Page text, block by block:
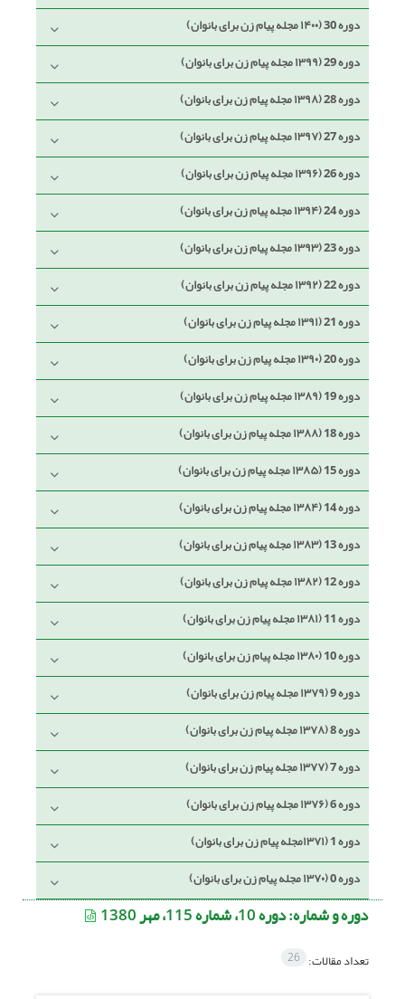
دوره 30 (۱۴۰۰ مجله پیام زن برای بانوان)
دوره 29 (۱۳۹۹ مجله پیام زن برای بانوان)
دوره 28 (۱۳۹۸ مجله پیام زن برای بانوان)
دوره 27 (۱۳۹۷ مجله پیام زن برای بانوان)
دوره 26 (۱۳۹۶ مجله پیام زن برای بانوان)
دوره 24 (۱۳۹۴ مجله پیام زن برای بانوان)
دوره 23 (۱۳۹۳ مجله پیام زن برای بانوان)
دوره 22 (۱۳۹۲ مجله پیام زن برای بانوان)
دوره 21 (۱۳۹۱ مجله پیام زن برای بانوان)
دوره 20 (۱۳۹۰ مجله پیام زن برای بانوان)
دوره 19 (۱۳۸۹ مجله پیام زن برای بانوان)
دوره 18 (۱۳۸۸ مجله پیام زن برای بانوان)
دوره 15 (۱۳۸۵ مجله پیام زن برای بانوان)
دوره 14 (۱۳۸۴ مجله پیام زن برای بانوان)
دوره 13 (۱۳۸۳ مجله پیام زن برای بانوان)
دوره 12 (۱۳۸۲ مجله پیام زن برای بانوان)
دوره 11 (۱۳۸۱ مجله پیام زن برای بانوان)
دوره 10 (۱۳۸۰ مجله پیام زن برای بانوان)
دوره 9 (۱۳۷۹ مجله پیام زن برای بانوان)
دوره 8 (۱۳۷۸ مجله پیام زن برای بانوان)
دوره 7 (۱۳۷۷ مجله پیام زن برای بانوان)
دوره 6 (۱۳۷۶ مجله پیام زن برای بانوان)
دوره 1 (۱۳۷۱مجله پیام زن برای بانوان)
دوره 0 (۱۳۷۰ مجله پیام زن برای بانوان)
دوره و شماره:دوره 10، شماره 115، مهر 1380
تعداد مقالات: 26